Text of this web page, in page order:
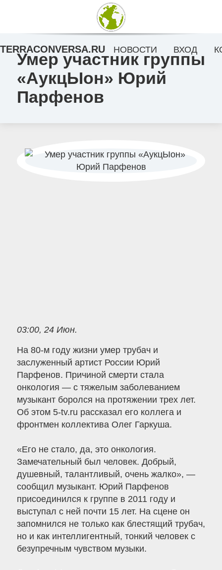
Умер участник группы
«АукцЫон» Юрий
Парфенов
03:00, 24 Июн.
На 80-м году жизни умер трубач и
заслуженный артист России Юрий
Парфенов. Причиной смерти стала
онкология — с тяжелым заболеванием
музыкант боролся на протяжении трех лет.
Об этом 5-tv.ru рассказал его коллега и
фронтмен коллектива Олег Гаркуша.
«Его не стало, да, это онкология.
Замечательный был человек. Добрый,
душевный, талантливый, очень жалко», —
сообщил музыкант. Юрий Парфенов
присоединился к группе в 2011 году и
выступал с ней почти 15 лет. На сцене он
запомнился не только как блестящий трубач,
но и как интеллигентный, тонкий человек с
безупречным чувством музыки.
TERRACONVERSA.RU НОВОСТИ ВХОД